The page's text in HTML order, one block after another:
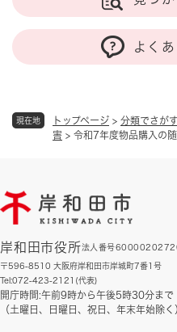
現在地 トップページ > 分類でさがす
害 > 令和7年度物品購入の
よく
岸和田市役所法人番号
〒596-8510 大阪府岸和田市岸城町7番1号
Tel:072-423-2121(代表)
開庁時間:午前9時から午後5時30分まで
（土曜日、日曜日、祝日、年末年始除く